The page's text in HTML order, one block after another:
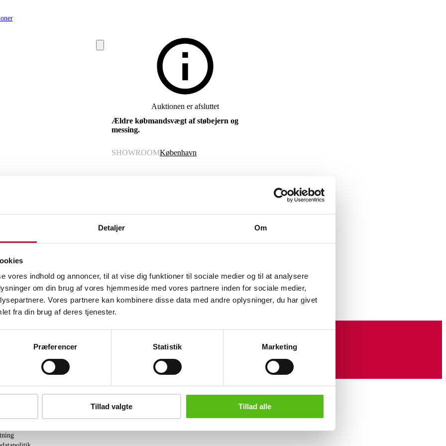
Detaljer Om
vores indhold og annoncer, til at vise dig funktioner til sociale medier og til at analysere
om din brug af vores hjemmeside med vores partnere inden for sociale medier,
Vores partnere kan kombinere disse data med andre oplysninger, du har givet
fra din brug af deres tjenester.
Præferencer Statistik Marketing
Tillad valgte Tillad alle
og samleobjekter
Auktionen er afsluttet
Ældre købmandsvægt af støbejern og
messing.
SHOWROOMKøbenhavn
Momsvare
Beskrivelse
messing. H. 57 cm. B. 66 cm. Fremstår med
brugsspor.
Lignende varer
og modtag nyheder samt tilbud direkte i din email.